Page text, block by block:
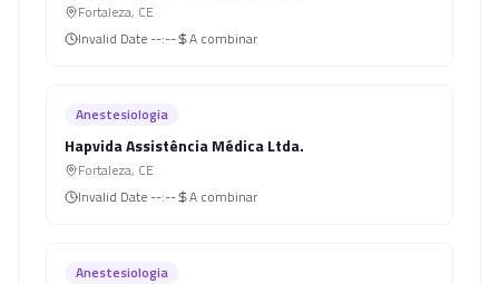
Fortaleza, CE
Invalid Date --:-- A combinar
Anestesiologia
Hapvida Assistência Médica Ltda.
Fortaleza, CE
Invalid Date --:-- A combinar
Anestesiologia